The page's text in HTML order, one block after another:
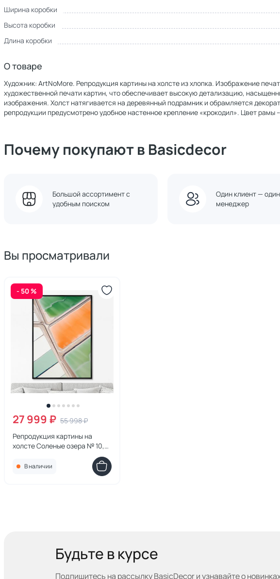
Ширина коробки
Высота коробки
Длина коробки
О товаре
Художник: ArtNoMore. Репродукция картины на холсте из хлопка. Изображение
художественной печати картин, что обеспечивает высокую детализацию,
изображения. Холст натягивается на деревянный подрамник и обрамляется
репродукции предусмотрено удобное настенное крепление «крокодил». Цвет рамы
Почему покупают в Basicdecor
Большой ассортимент с
удобным поиском
Один клиент — один
менеджер
Вы просматривали
- 50 %
27 999 ₽ 55 998 ₽
Репродукция картины на
холсте Соленые озера № 10,
В наличии
Будьте в курсе
Подпишитесь на рассылку BasicDecor и узнавайтео